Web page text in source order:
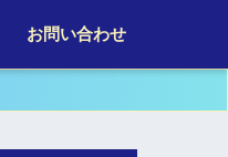
お問い合わせ